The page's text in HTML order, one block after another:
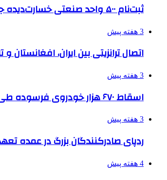
ثبت‌نام ۵۰۰ واحد صنعتی خسارت‌دیده جنگ برای دریافت تسهیلات
3 هفته پیش
اتصال ترانزیتی بین ایران، افغانستان
3 هفته پیش
اسقاط ۶۷۰ هزار خودروی فرسوده طی ۳ سال
3 هفته پیش
ردپای صادرکنندگان بزرگ در عمده
4 هفته پیش